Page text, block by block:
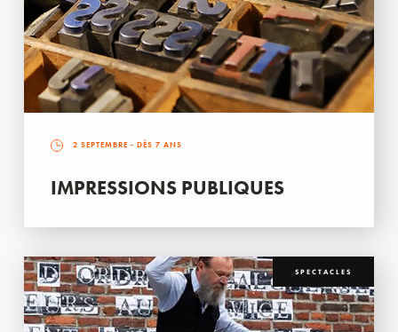
2 SEPTEMBRE - DÈS 7 ANS
IMPRESSIONS PUBLIQUES
SPECTACLES